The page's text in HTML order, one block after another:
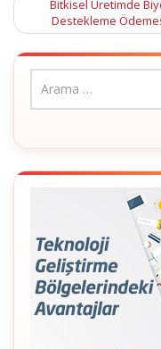
Bitkisel Üretimde
Destekleme